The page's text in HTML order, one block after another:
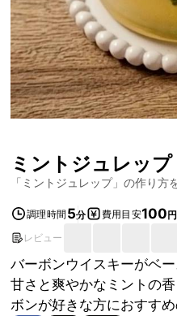
ミントジュレップ
「 ミントジュレップ」の作り方
調理時間 5分 費用目安100円
レビュー
バーボンウイスキーがベ
甘さと爽やかなミントの
ボンが好きな方におすす